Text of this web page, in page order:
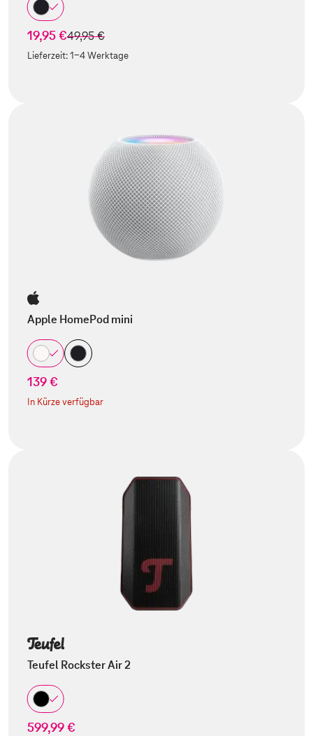
19,95 €statt
49,95 €
Lieferzeit:1-4 Werktage
Apple HomePod mini
139 €
In Kürze verfügbar
Teufel Rockster Air 2
599,99 €